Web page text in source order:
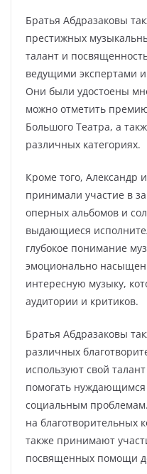
Братья Абдразаковы
престижных
талант и
ведущими экспертами
Они были удостоены
можно отметить
Большого Театра, а
различных категориях.
Кроме того, Александр
принимали участие в
оперных альбомов и
выдающиеся
глубокое понимание
эмоционально
интересную музыку,
аудитории и критиков.
Братья Абдразаковы
различных
используют свой
помогать
социальным
на благотворительных
также принимают
посвященных помощи